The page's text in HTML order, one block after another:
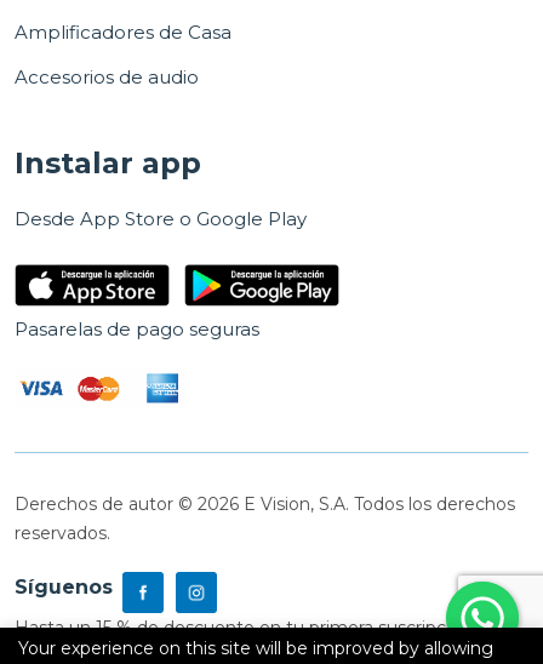
Amplificadores de Casa
Accesorios de audio
Instalar app
Desde App Store o Google Play
Pasarelas de pago seguras
Derechos de autor © 2026 E Vision, S.A. Todos los derechos
reservados.
Síguenos
Hasta un 15 % de descuento en tu primera suscripción
Your experience on this site will be improved by allowing